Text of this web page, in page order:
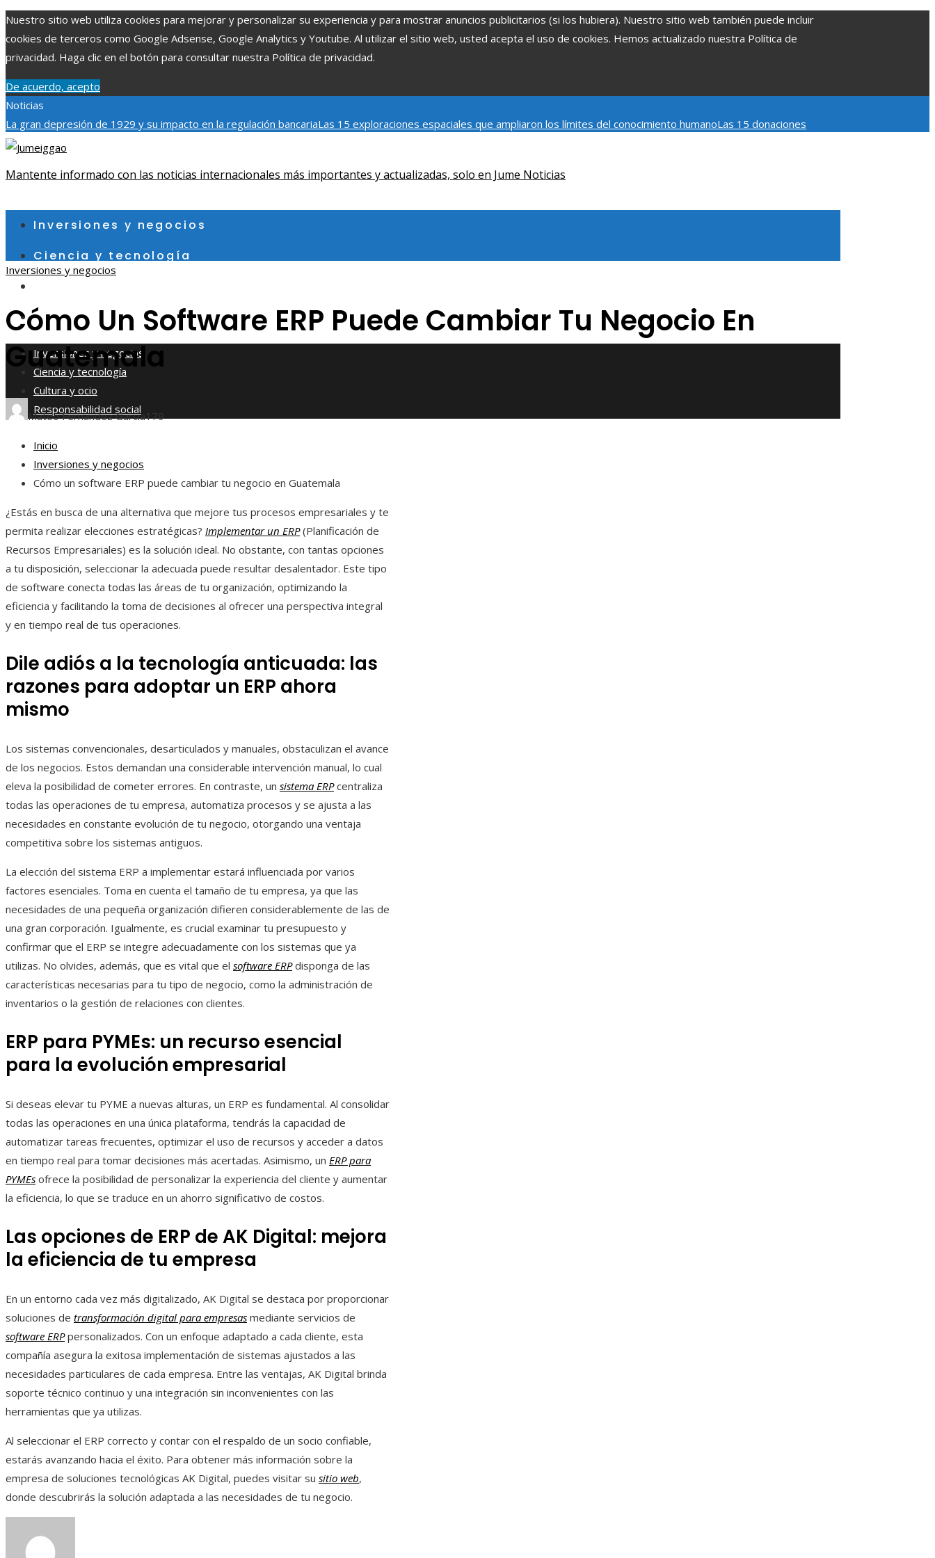
Nuestro sitio web utiliza cookies para mejorar y personalizar su experiencia y para mostrar anuncios publicitarios (si los hubiera). Nuestro sitio web también puede incluir
cookies de terceros como Google Adsense, Google Analytics y Youtube. Al utilizar el sitio web, usted acepta el uso de cookies. Hemos actualizado nuestra Política de
privacidad. Haga clic en el botón para consultar nuestra Política de privacidad.
De acuerdo, acepto
Noticias
La gran depresión de 1929 y su impacto en la regulación bancariaLas 15 exploraciones espaciales que ampliaron los límites del conocimiento humanoLas 15 donaciones
individuales más grandes y su impacto en la ciencia y tecnología
jueves, agosto 6
Mantente informado con las noticias internacionales más importantes y actualizadas, solo en Jume Noticias
Inversiones y negocios
Ciencia y tecnología
Responsabilidad social
Inversiones y negocios
Ciencia y tecnología
Cultura y ocio
Responsabilidad social
Inversiones y negocios
Cómo Un Software ERP Puede Cambiar Tu Negocio En
Guatemala
Mateo Fernández García179
Inicio
Inversiones y negocios
Cómo un software ERP puede cambiar tu negocio en Guatemala
¿Estás en busca de una alternativa que mejore tus procesos empresariales y te
permita realizar elecciones estratégicas? Implementar un ERP(Planificación de
Recursos Empresariales) es la solución ideal. No obstante, con tantas opciones
a tu disposición, seleccionar la adecuada puede resultar desalentador. Este tipo
de software conecta todas las áreas de tu organización, optimizando la
eficiencia y facilitando la toma de decisiones al ofrecer una perspectiva integral
y en tiempo real de tus operaciones.
Dile adiós a la tecnología anticuada: las
razones para adoptar un ERP ahora
mismo
Los sistemas convencionales, desarticulados y manuales, obstaculizan el avance
de los negocios. Estos demandan una considerable intervención manual, lo cual
eleva la posibilidad de cometer errores. En contraste, un sistema ERPcentraliza
todas las operaciones de tu empresa, automatiza procesos y se ajusta a las
necesidades en constante evolución de tu negocio, otorgando una ventaja
competitiva sobre los sistemas antiguos.
La elección del sistema ERP a implementar estará influenciada por varios
factores esenciales. Toma en cuenta el tamaño de tu empresa, ya que las
necesidades de una pequeña organización difieren considerablemente de las de
una gran corporación. Igualmente, es crucial examinar tu presupuesto y
confirmar que el ERP se integre adecuadamente con los sistemas que ya
utilizas. No olvides, además, que es vital que el software ERPdisponga de las
características necesarias para tu tipo de negocio, como la administración de
inventarios o la gestión de relaciones con clientes.
ERP para PYMEs: un recurso esencial
para la evolución empresarial
Si deseas elevar tu PYME a nuevas alturas, un ERP es fundamental. Al consolidar
todas las operaciones en una única plataforma, tendrás la capacidad de
automatizar tareas frecuentes, optimizar el uso de recursos y acceder a datos
en tiempo real para tomar decisiones más acertadas. Asimismo, un ERP para
PYMEs ofrece la posibilidad de personalizar la experiencia del cliente y aumentar
la eficiencia, lo que se traduce en un ahorro significativo de costos.
Las opciones de ERP de AK Digital: mejora
la eficiencia de tu empresa
En un entorno cada vez más digitalizado, AK Digital se destaca por proporcionar
soluciones de transformación digital para empresas mediante servicios de
software ERPpersonalizados. Con un enfoque adaptado a cada cliente, esta
compañía asegura la exitosa implementación de sistemas ajustados a las
necesidades particulares de cada empresa. Entre las ventajas, AK Digital brinda
soporte técnico continuo y una integración sin inconvenientes con las
herramientas que ya utilizas.
Al seleccionar el ERP correcto y contar con el respaldo de un socio confiable,
estarás avanzando hacia el éxito. Para obtener más información sobre la
empresa de soluciones tecnológicas AK Digital, puedes visitar su sitio web,
donde descubrirás la solución adaptada a las necesidades de tu negocio.